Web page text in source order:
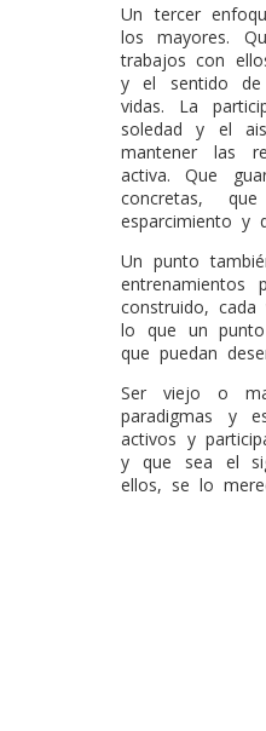
Un tercer
los mayores.
trabajos con
y el sentido de
vidas. La
soledad y el
mantener las
activa. Que
concretas,
esparcimiento y
Un punto
entrenamientos
construido,
lo que un
que puedan
Ser viejo o
paradigmas y
activos y
y que sea el
ellos, se lo